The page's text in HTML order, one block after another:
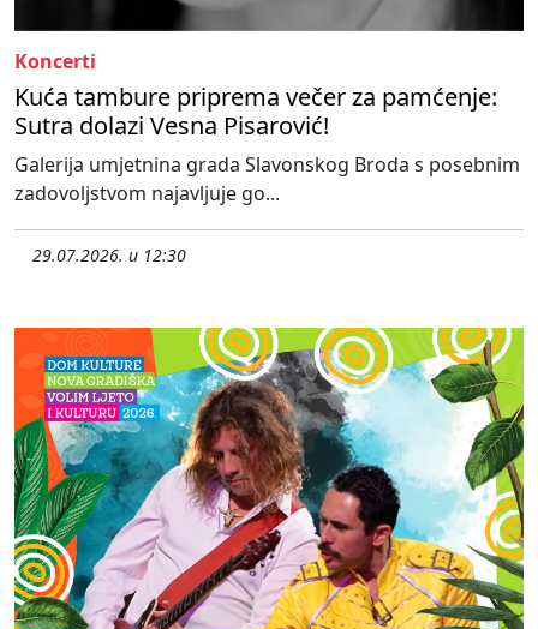
Koncerti
Kuća tambure priprema večer za pamćenje:
Sutra dolazi Vesna Pisarović!
Galerija umjetnina grada Slavonskog Broda s posebnim
zadovoljstvom najavljuje go...
29.07.2026. u 12:30